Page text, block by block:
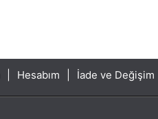
Hesabım İade ve Değişim